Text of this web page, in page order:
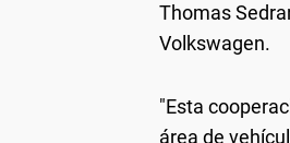
Thomas
Volkswagen.
"Esta
área de